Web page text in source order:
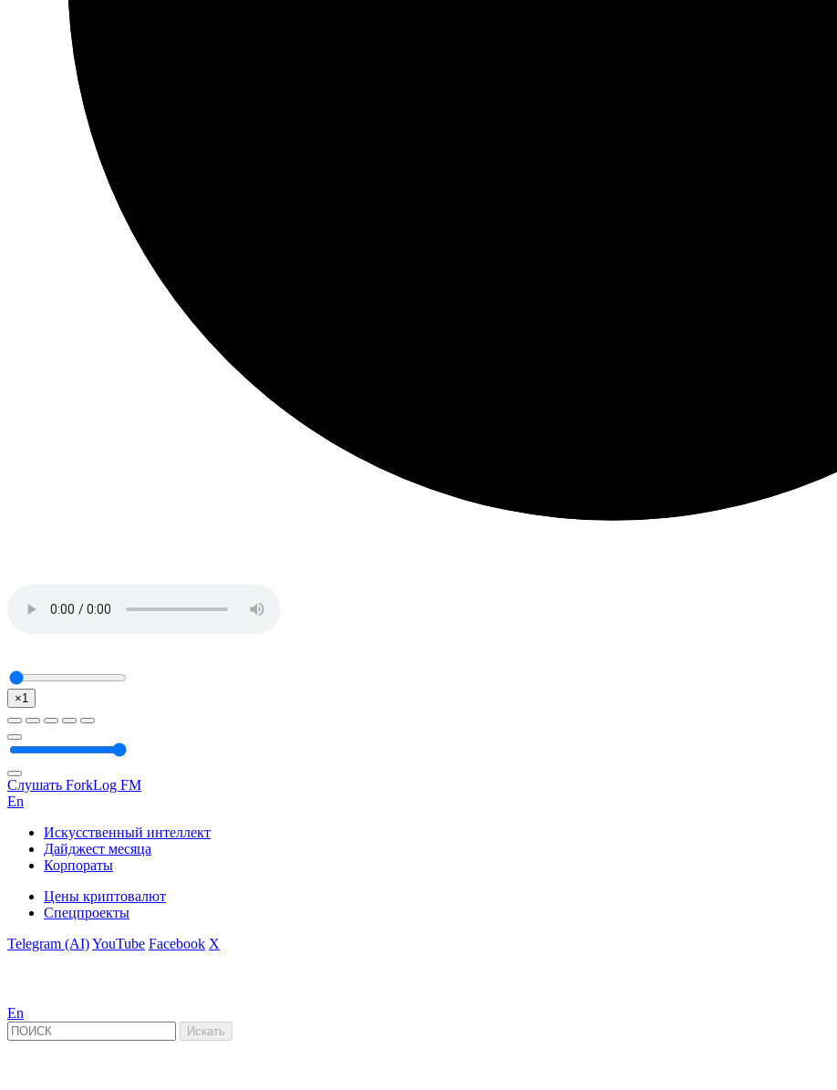
×1
Слушать ForkLog FM
En
Искусственный интеллект
Дайджест месяца
Корпораты
Цены криптовалют
Спецпроекты
Telegram (AI)YouTube Facebook X
En